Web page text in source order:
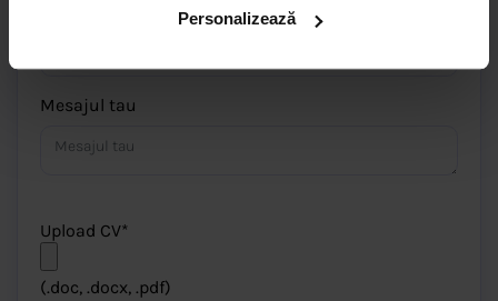
Personalizează
Mesajul tau
Upload CV*
(.doc, .docx, .pdf)